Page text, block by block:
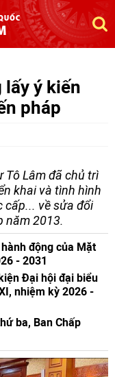
lấy ý kiến
pháp
Tô Lâm đã chủ trì
khai và tình hình
cấp... về sửa đổi
năm 2013.
động của Mặt
- 2031
Đại hội đại biểu
nhiệm kỳ 2026 -
ba, Ban Chấp